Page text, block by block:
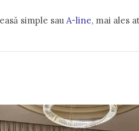
simple sau A-line, mai ales